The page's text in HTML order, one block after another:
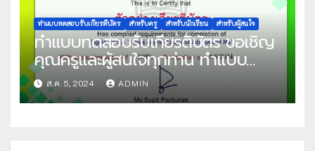
ทำแบบทดสอบรับเกียรติบัตร สำหรับครู สำหรับนักเรียน สำหรับผู้สนใจ
ทำแบบทดสอบรับเกียรติบัตร ขอเชิญ
คุณครูและผู้สนใจทุกท่าน ทำแบบ
ทดสอบออนไลน์ แบบทดสอบ ภาษา
อังกฤษเพื่อความเข้าใจ ชุด English
for Fun “Places around Town
ส.ค. 5, 2024 ADMIN